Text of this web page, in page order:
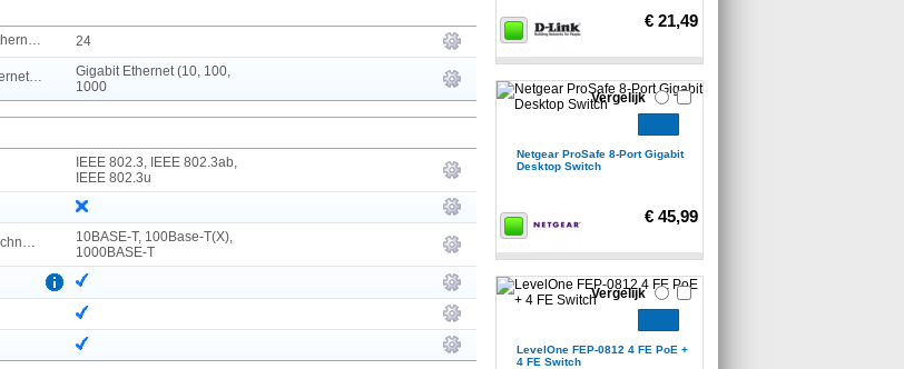
24
Gigabit Ethernet (10, 100,
1000
IEEE 802.3, IEEE 802.3ab,
IEEE 802.3u
10BASE-T, 100Base-T(X),
1000BASE-T
€ 21,49
Netgear ProSafe 8-Port Gigabit
Desktop Switch
€ 45,99
Vergelijk
LevelOne FEP-0812 4 FE PoE +
4 FE Switch
Vergelijk